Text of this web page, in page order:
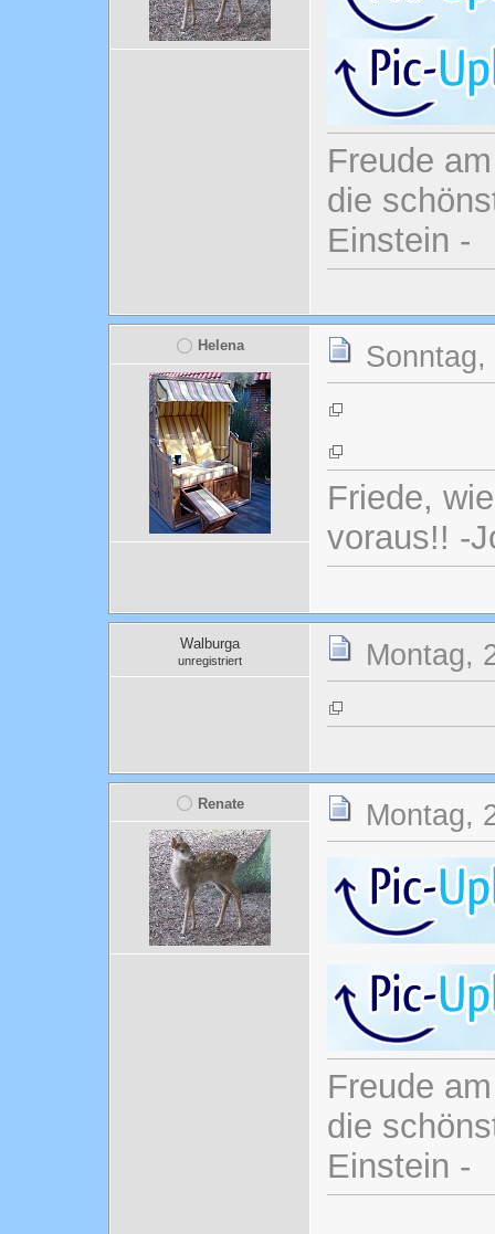
Freude
die
Einstein -
Helena
Friede,
voraus!! -
Walburga
unregistriert Montag,
Renate Montag,
Freude
die
Einstein -